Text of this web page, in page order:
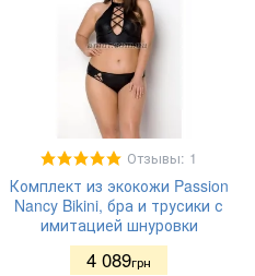
Отзывы: 1
Комплект из экокожи Passion
Nancy Bikini, бра и трусики с
имитацией шнуровки
4 089грн